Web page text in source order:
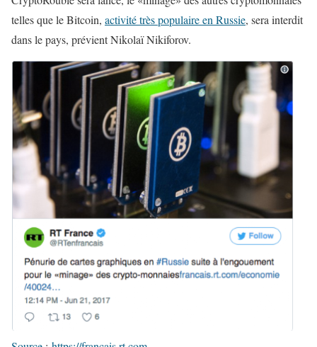
telles que le Bitcoin, activité très populaire en Russie, sera interdit
dans le pays, prévient Nikolaï Nikiforov.